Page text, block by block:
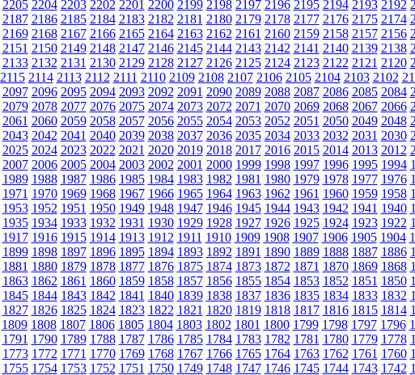
2205 2204 2203 2202 2201 2200 2199 2198 2197 2196 2195 2194 2193 2192
2187 2186 2185 2184 2183 2182 2181 2180 2179 2178 2177 2176 2175 2174
2169 2168 2167 2166 2165 2164 2163 2162 2161 2160 2159 2158 2157 2156
2151 2150 2149 2148 2147 2146 2145 2144 2143 2142 2141 2140 2139 2138
2133 2132 2131 2130 2129 2128 2127 2126 2125 2124 2123 2122 2121 2120
2115 2114 2113 2112 2111 2110 2109 2108 2107 2106 2105 2104 2103 2102
2097 2096 2095 2094 2093 2092 2091 2090 2089 2088 2087 2086 2085 2084
2079 2078 2077 2076 2075 2074 2073 2072 2071 2070 2069 2068 2067 2066
2061 2060 2059 2058 2057 2056 2055 2054 2053 2052 2051 2050 2049 2048
2043 2042 2041 2040 2039 2038 2037 2036 2035 2034 2033 2032 2031 2030
2025 2024 2023 2022 2021 2020 2019 2018 2017 2016 2015 2014 2013 2012
2007 2006 2005 2004 2003 2002 2001 2000 1999 1998 1997 1996 1995 1994
1989 1988 1987 1986 1985 1984 1983 1982 1981 1980 1979 1978 1977 1976
1971 1970 1969 1968 1967 1966 1965 1964 1963 1962 1961 1960 1959 1958
1953 1952 1951 1950 1949 1948 1947 1946 1945 1944 1943 1942 1941 1940
1935 1934 1933 1932 1931 1930 1929 1928 1927 1926 1925 1924 1923 1922
1917 1916 1915 1914 1913 1912 1911 1910 1909 1908 1907 1906 1905 1904
1899 1898 1897 1896 1895 1894 1893 1892 1891 1890 1889 1888 1887 1886
1881 1880 1879 1878 1877 1876 1875 1874 1873 1872 1871 1870 1869 1868
1863 1862 1861 1860 1859 1858 1857 1856 1855 1854 1853 1852 1851 1850
1845 1844 1843 1842 1841 1840 1839 1838 1837 1836 1835 1834 1833 1832
1827 1826 1825 1824 1823 1822 1821 1820 1819 1818 1817 1816 1815 1814
1809 1808 1807 1806 1805 1804 1803 1802 1801 1800 1799 1798 1797 1796
1791 1790 1789 1788 1787 1786 1785 1784 1783 1782 1781 1780 1779 1778
1773 1772 1771 1770 1769 1768 1767 1766 1765 1764 1763 1762 1761 1760
1755 1754 1753 1752 1751 1750 1749 1748 1747 1746 1745 1744 1743 1742